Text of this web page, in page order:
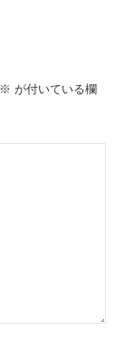
※ が付いている欄